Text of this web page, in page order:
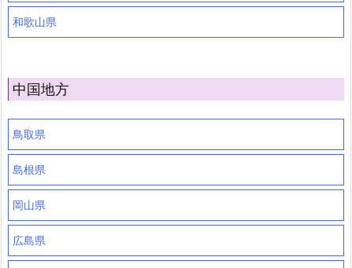
和歌山県
中国地方
鳥取県
島根県
岡山県
広島県